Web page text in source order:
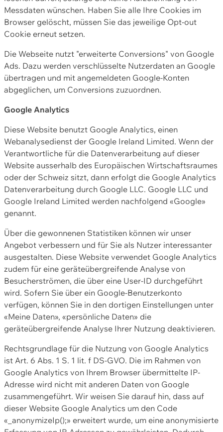
Messdaten wünschen. Haben Sie alle Ihre Cookies im
Browser gelöscht, müssen Sie das jeweilige Opt-out
Cookie erneut setzen.
Die Webseite nutzt "erweiterte Conversions" von Google
Ads. Dazu werden verschlüsselte Nutzerdaten an Google
übertragen und mit angemeldeten Google-Konten
abgeglichen, um Conversions zuzuordnen.
Google Analytics
Diese Website benutzt Google Analytics, einen
Webanalysedienst der Google Ireland Limited. Wenn der
Verantwortliche für die Datenverarbeitung auf dieser
Website ausserhalb des Europäischen Wirtschaftsraumes
oder der Schweiz sitzt, dann erfolgt die Google Analytics
Datenverarbeitung durch Google LLC. Google LLC und
Google Ireland Limited werden nachfolgend «Google»
genannt.
Über die gewonnenen Statistiken können wir unser
Angebot verbessern und für Sie als Nutzer interessanter
ausgestalten. Diese Website verwendet Google Analytics
zudem für eine geräteübergreifende Analyse von
Besucherströmen, die über eine User-ID durchgeführt
wird. Sofern Sie über ein Google-Benutzerkonto
verfügen, können Sie in den dortigen Einstellungen unter
«Meine Daten», «persönliche Daten» die
geräteübergreifende Analyse Ihrer Nutzung deaktivieren.
Rechtsgrundlage für die Nutzung von Google Analytics
ist Art. 6 Abs. 1 S. 1 lit. f DS-GVO. Die im Rahmen von
Google Analytics von Ihrem Browser übermittelte IP-
Adresse wird nicht mit anderen Daten von Google
zusammengeführt. Wir weisen Sie darauf hin, dass auf
dieser Website Google Analytics um den Code
«_anonymizeIp();» erweitert wurde, um eine anonymisierte